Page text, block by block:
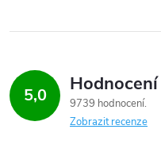
5,0
9739 hodnocení
Zobrazit recenze